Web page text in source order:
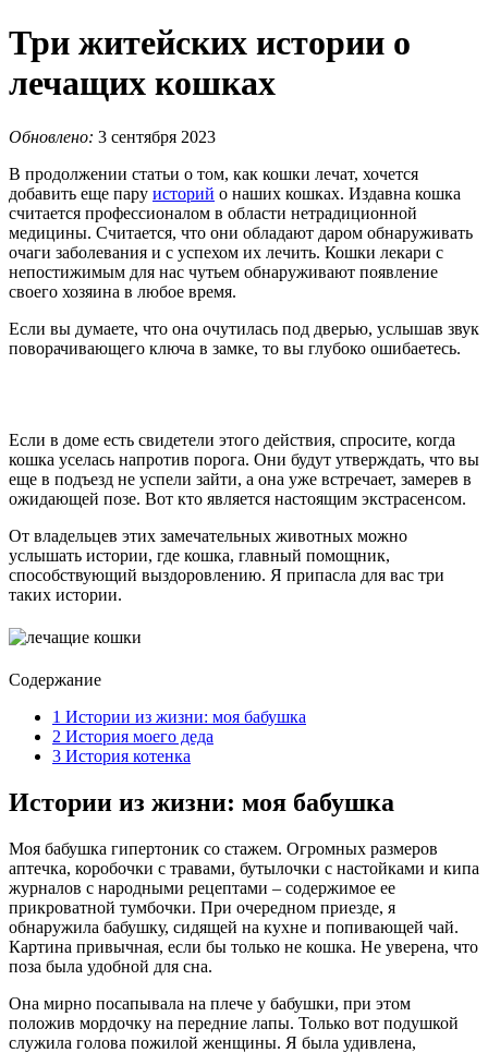
Три житейских истории о
лечащих кошках
Обновлено: 3 сентября 2023
В продолжении статьи о том, как кошки лечат, хочется
добавить еще пару историй о наших кошках. Издавна кошка
считается профессионалом в области нетрадиционной
медицины. Считается, что они обладают даром обнаруживать
очаги заболевания и с успехом их лечить. Кошки лекари с
непостижимым для нас чутьем обнаруживают появление
своего хозяина в любое время.
Если вы думаете, что она очутилась под дверью, услышав звук
поворачивающего ключа в замке, то вы глубоко ошибаетесь.
Если в доме есть свидетели этого действия, спросите, когда
кошка уселась напротив порога. Они будут утверждать, что вы
еще в подъезд не успели зайти, а она уже встречает, замерев в
ожидающей позе. Вот кто является настоящим экстрасенсом.
От владельцев этих замечательных животных можно
услышать истории, где кошка, главный помощник,
способствующий выздоровлению. Я припасла для вас три
таких истории.
Содержание
1 Истории из жизни: моя бабушка
2 История моего деда
3 История котенка
Истории из жизни: моя бабушка
Моя бабушка гипертоник со стажем. Огромных размеров
аптечка, коробочки с травами, бутылочки с настойками и кипа
журналов с народными рецептами – содержимое ее
прикроватной тумбочки. При очередном приезде, я
обнаружила бабушку, сидящей на кухне и попивающей чай.
Картина привычная, если бы только не кошка. Не уверена, что
поза была удобной для сна.
Она мирно посапывала на плече у бабушки, при этом
положив мордочку на передние лапы. Только вот подушкой
служила голова пожилой женщины. Я была удивлена,